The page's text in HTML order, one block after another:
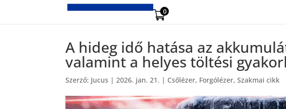
0
A hideg idő hatása az
valamint a helyes töltési
Szerző: Jucus |2026. jan. 21. | Csőlézer, Forgólézer,Szakmai cikk